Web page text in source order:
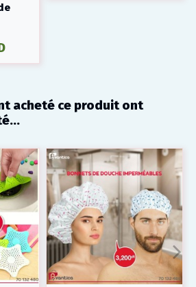
acheté ce produit ont